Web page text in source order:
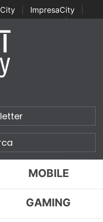
ImpresaCity
Awards | Italian
Awards
MOBILE
GAMING